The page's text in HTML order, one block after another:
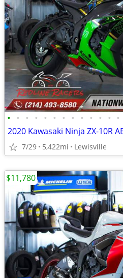
• • • • • • • • • • • • •
7/29 5,422mi Lewisville
$11,780